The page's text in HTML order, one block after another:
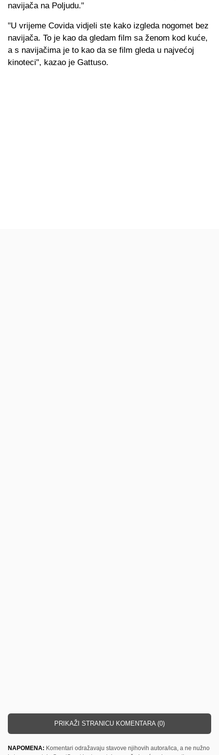
navijača na Poljudu."
"U vrijeme Covida vidjeli ste kako izgleda nogomet bez
navijača. To je kao da gledam film sa ženom kod kuće,
a s navijačima je to kao da se film gleda u najvećoj
kinoteci", kazao je Gattuso.
PRIKAŽI STRANICU KOMENTARA (0)
NAPOMENA: Komentari odražavaju stavove njihovih autora/ica, a ne nužno